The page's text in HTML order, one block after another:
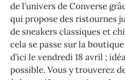
de l’univers de Converse
qui propose des ristournes
de sneakers classiques et
cela se passe sur la
d’ici le vendredi 18 avril ;
possible. Vous y trouverez